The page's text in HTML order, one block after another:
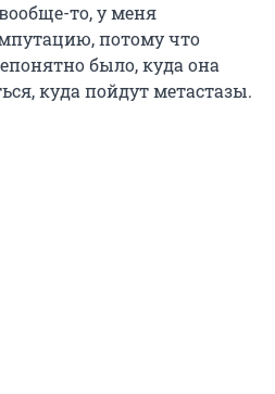
то, у меня
потому что
было, куда она
куда пойдут метастазы.